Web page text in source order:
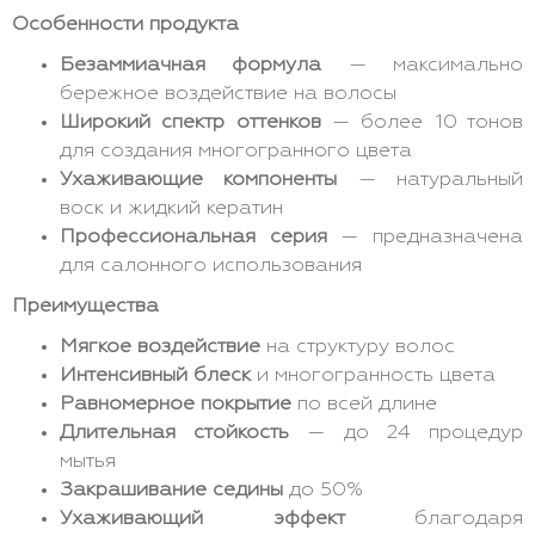
Особенности продукта
Безаммиачная формула — максимально
бережное воздействие на волосы
Широкий спектр оттенков— более 10 тонов
для создания многогранного цвета
Ухаживающие компоненты — натуральный
воск и жидкий кератин
Профессиональная серия— предназначена
для салонного использования
Преимущества
Мягкое воздействие на структуру волос
Интенсивный блески многогранность цвета
Равномерное покрытие по всей длине
Длительная стойкость — до 24 процедур
мытья
Закрашивание седины до 50%
Ухаживающий эффектблагодаря